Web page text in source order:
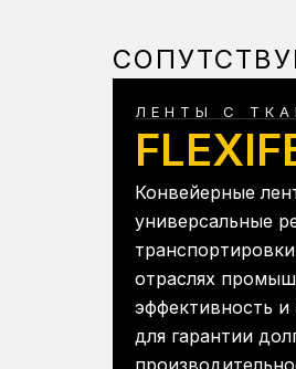
ЛЕНТЫ С
Конвейерные
универсальные
отраслях
эффективность
для гарантии